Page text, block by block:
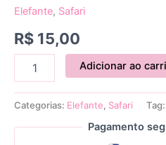
Elefante, Safari
R$ 15,00
Adicionar ao
Categorias: Elefante, Safari Tag:
Pagamento